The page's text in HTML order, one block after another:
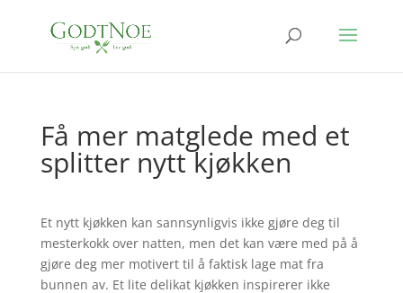
Få mer matglede med et
splitter nytt kjøkken
Et nytt kjøkken kan sannsynligvis ikke gjøre deg til
mesterkokk over natten, men det kan være med på å
gjøre deg mer motivert til å faktisk lage mat fra
bunnen av. Et lite delikat kjøkken inspirerer ikke